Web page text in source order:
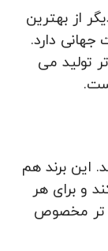
از بهترین
دارد.
تولید می
این برند هم
و برای هر
تر مخصوص